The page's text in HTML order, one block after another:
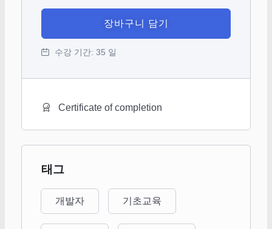
장바구니 담기
수강 기간: 35 일
Certificate of completion
태그
개발자 기초교육